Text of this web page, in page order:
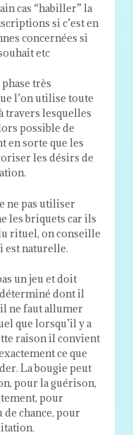
cas “habiller” la
si c’est en
concernées si
etc
très
l’on utilise toute
travers lesquelles
possible de
en sorte que les
les désirs de
ne pas utiliser
les briquets car ils
rituel, on conseille
est naturelle.
un jeu et doit
dont il
il ne faut allumer
que lorsqu’il y a
raison il convient
ce que
La bougie peut
pour la guérison,
pour
chance, pour